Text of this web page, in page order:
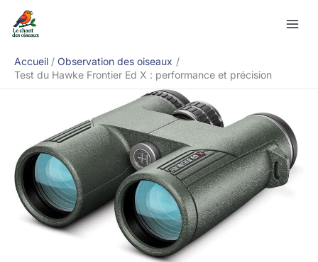
Accueil
Observation des oiseaux
Test du Hawke Frontier Ed X : performance et précision
Rechercher